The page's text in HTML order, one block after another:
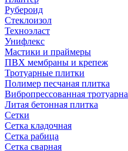
Рубероид
Стеклоизол
Техноэласт
Унифлекс
Мастики и праймеры
ПВХ мембраны и крепеж
Тротуарные плитки
Полимер песчаная плитка
Вибропрессованная
Литая бетонная плитка
Сетки
Сетка кладочная
Сетка рабица
Сетка сварная